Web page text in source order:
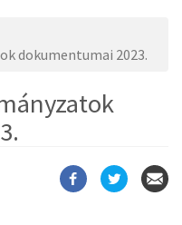
dokumentumai 2023.